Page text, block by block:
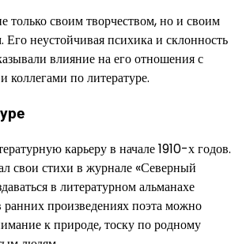
только своим творчеством, но и своим
Его неустойчивая психика и склонность
влияние на его отношения с
по литературе.
карьеру в начале 1910-х годов.
свои стихи в журнале «Северный
в литературном альманахе
ранних произведениях поэта можно
к природе, тоску по родному